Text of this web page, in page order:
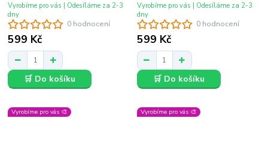
0 hodnocení
599 Kč
Vyrobíme pro vás | Odesíláme za 2-3
dny
🛒 Do košíku
0 hodnocení
599 Kč
Vyrobíme pro vás | Odesíláme za 2-3
dny
🛒 Do košíku
Vyrobíme pro vás 🎨 Vyrobíme pro vás 🎨